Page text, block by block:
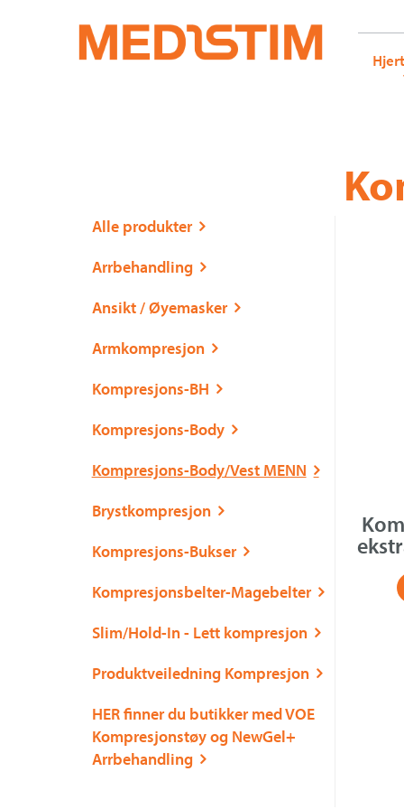
Medistim.no
Alle produkter
Arrbehandling
Ansikt / Øyemasker
Armkompresjon
Kompresjons-BH
Kompresjons-Body
Kompresjons-Body/Vest MENN
Brystkompresjon
Kompresjons-Bukser
Kompresjonsbelter-Magebelter
Slim/Hold-In - Lett kompresjon
Produktveiledning Kompresjon
HER finner du butikker med VOE
Kompresjonstøy og NewGel+
Arrbehandling